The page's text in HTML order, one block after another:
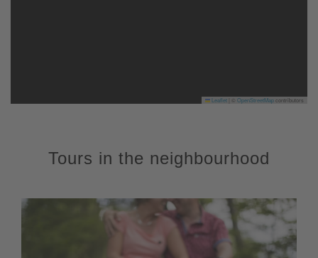
Leaflet OpenStreetMapcontributors
Tours in the neighbourhood